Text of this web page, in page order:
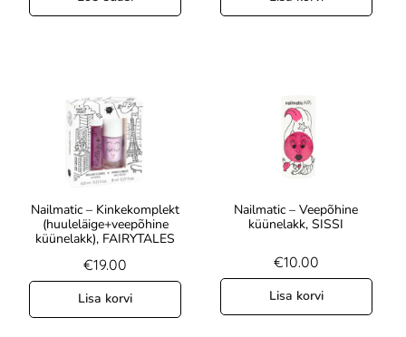
Nailmatic – Kinkekomplekt
(huuleläige+veepõhine
küünelakk), FAIRYTALES
€19.00
Lisa korvi
Nailmatic – Veepõhine
küünelakk, SISSI
€10.00
Lisa korvi